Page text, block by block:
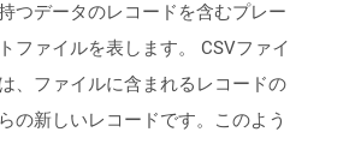
つデータのレコードを含むプレー
ファイルを表します。 CSVファイ
、ファイルに含まれるレコードの
の新しいレコードです。このよう